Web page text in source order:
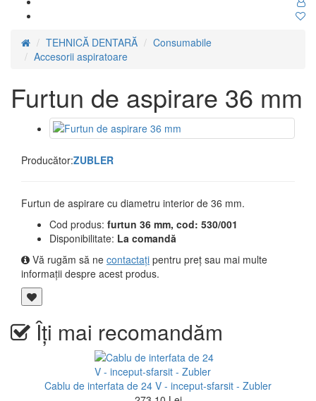
TEHNICĂ DENTARĂ
Consumabile
Accesorii aspiratoare
Furtun de aspirare 36 mm
Producător:ZUBLER
Furtun de aspirare cu diametru interior de 36 mm.
Cod produs: furtun 36 mm, cod: 530/001
Disponibilitate: La comandă
Vă rugăm să ne contactați pentru preț sau mai multe
informații despre acest produs.
Îți mai recomandăm
Cablu de interfata de 24 V - inceput-sfarsit - Zubler